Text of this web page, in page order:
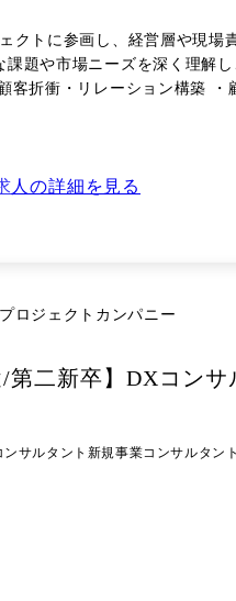
クトに参画し、経営層や現場
市場ニーズを深く理解し、その知見
客折衝・リレーション構築
けたデジタルマーケティング
プロモーション施策やアライ
推進を実行。 <キャリアアップ> ●コンサル人材 ・幅広いインダストリー / ソ
の事業成長や変革推進に伴走する ●事業開発 ・コンサルティン
得た市場ニーズや課題をもと
への理解を深めながら、部署や役職を超
は実際のプロジェクトへアサイ
人の詳細を見る
ロジェクトカンパニー
/第二新卒】DXコン
ンサルタント 新規事業コンサルタン